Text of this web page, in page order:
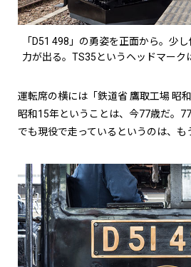
「D51 498」の勇姿を正面から。少
力が出る。TS35というヘッドマーク
運転席の横には「鉄道省 鷹取工場 昭
昭和15年ということは、今77歳だ。
でも現役で走っているというのは、も